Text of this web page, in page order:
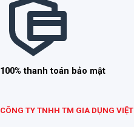
100% thanh toán bảo mật
CÔNG TY TNHH TM GIA DỤNG VIỆT